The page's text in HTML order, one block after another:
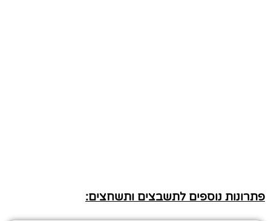
פתרונות נוספים לתשבצים ותשחצים: